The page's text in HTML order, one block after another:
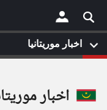
×اخبار
اخبار موريتانيا